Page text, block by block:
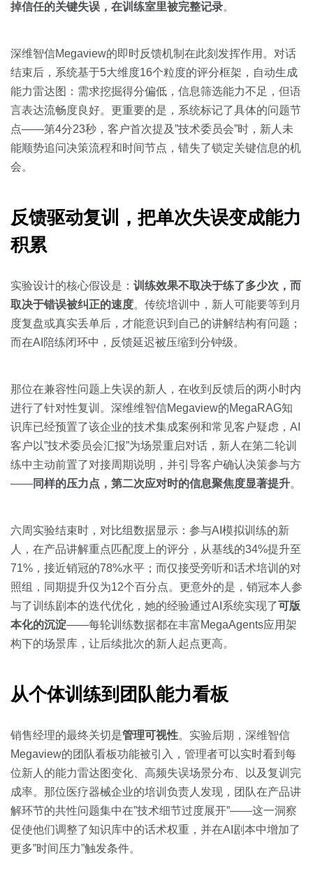
掉信任的关键失误，在训练室里被完整记录。
深维智信Megaview的即时反馈机制在此刻发挥作用。对话
结束后，系统基于5大维度16个粒度的评分框架，自动生成
能力雷达图：需求挖掘得分偏低，信息筛选能力不足，但语
言表达流畅度良好。更重要的是，系统标记了具体的问题节
点——第4分23秒，客户首次提及”技术委员会”时，新人未
能顺势追问决策流程和时间节点，错失了锁定关键信息的机
会。
反馈驱动复训，把单次失误变成能力
积累
实验设计的核心假设是： 训练效果不取决于练了多少次，而
取决于错误被纠正的速度。传统培训中，新人可能要等到月
度复盘或真实丢单后，才能意识到自己的讲解结构有问题；
而在AI陪练闭环中，反馈延迟被压缩到分钟级。
那位在兼容性问题上失误的新人，在收到反馈后的两小时内
进行了针对性复训。深维维智信Megaview的MegaRAG知
识库已经预置了该企业的技术集成案例和常见客户疑虑，AI
客户以”技术委员会汇报”为场景重启对话，新人在第二轮训
练中主动前置了对接周期说明，并引导客户确认决策参与方
——同样的压力点，第二次应对时的信息聚焦度显著提升。
六周实验结束时，对比组数据显示：参与AI模拟训练的新
人，在产品讲解重点匹配度上的评分，从基线的34%提升至
71%，接近销冠的78%水平；而仅接受旁听和话术培训的对
照组，同期提升仅为12个百分点。更意外的是，销冠本人参
与了训练剧本的迭代优化，她的经验通过AI系统实现了可版
本化的沉淀——每轮训练数据都在丰富MegaAgents应用架
构下的场景库，让后续批次的新人起点更高。
从个体训练到团队能力看板
销售经理的最终关切是管理可视性。实验后期，深维智信
Megaview的团队看板功能被引入，管理者可以实时看到每
位新人的能力雷达图变化、高频失误场景分布、以及复训完
成率。那位医疗器械企业的培训负责人发现，团队在产品讲
解环节的共性问题集中在”技术细节过度展开”——这一洞察
促使他们调整了知识库中的话术权重，并在AI剧本中增加了
更多”时间压力”触发条件。